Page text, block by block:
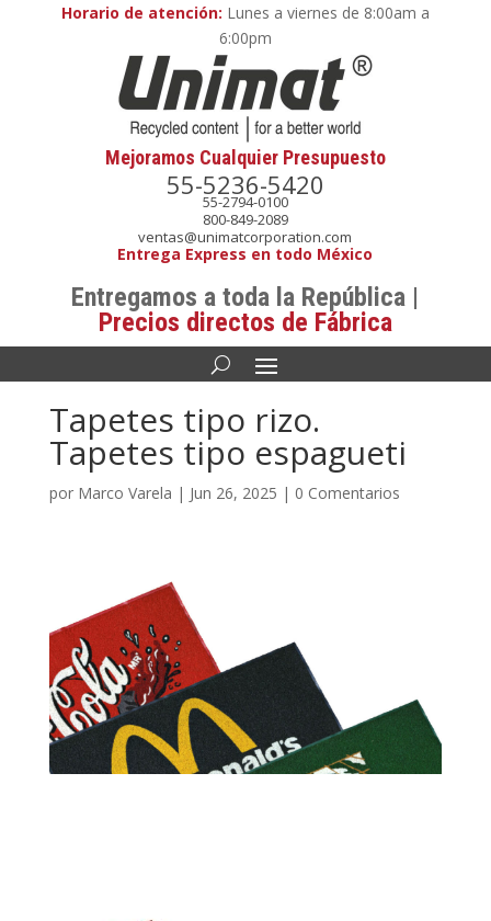
Horario de atención: Lunes a viernes de 8:00am a
6:00pm
Mejoramos Cualquier Presupuesto
55-5236-5420
55-2794-0100
800-849-2089
ventas@unimatcorporation.com
Entrega Express en todo México
Entregamos a toda la República |
Precios directos de Fábrica
Tapetes tipo rizo.
Tapetes tipo espagueti
por Marco Varela | Jun 26, 2025 | 0 Comentarios